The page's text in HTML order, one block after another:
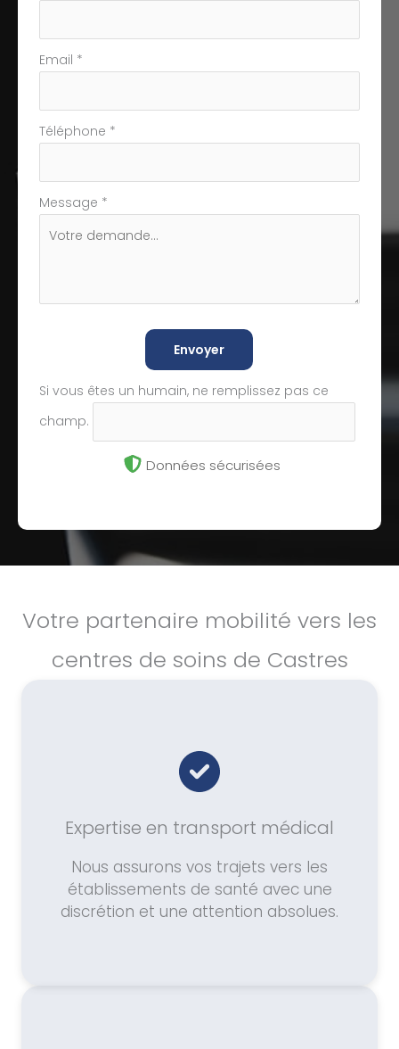
Email *
Téléphone *
Message *
Envoyer
Si vous êtes un humain, ne remplissez pas ce
champ.
Données sécurisées
Votre partenaire mobilité vers les
centres de soins de Castres
Expertise en transport médical
Nous assurons vos trajets vers les
établissements de santé avec une
discrétion et une attention absolues.